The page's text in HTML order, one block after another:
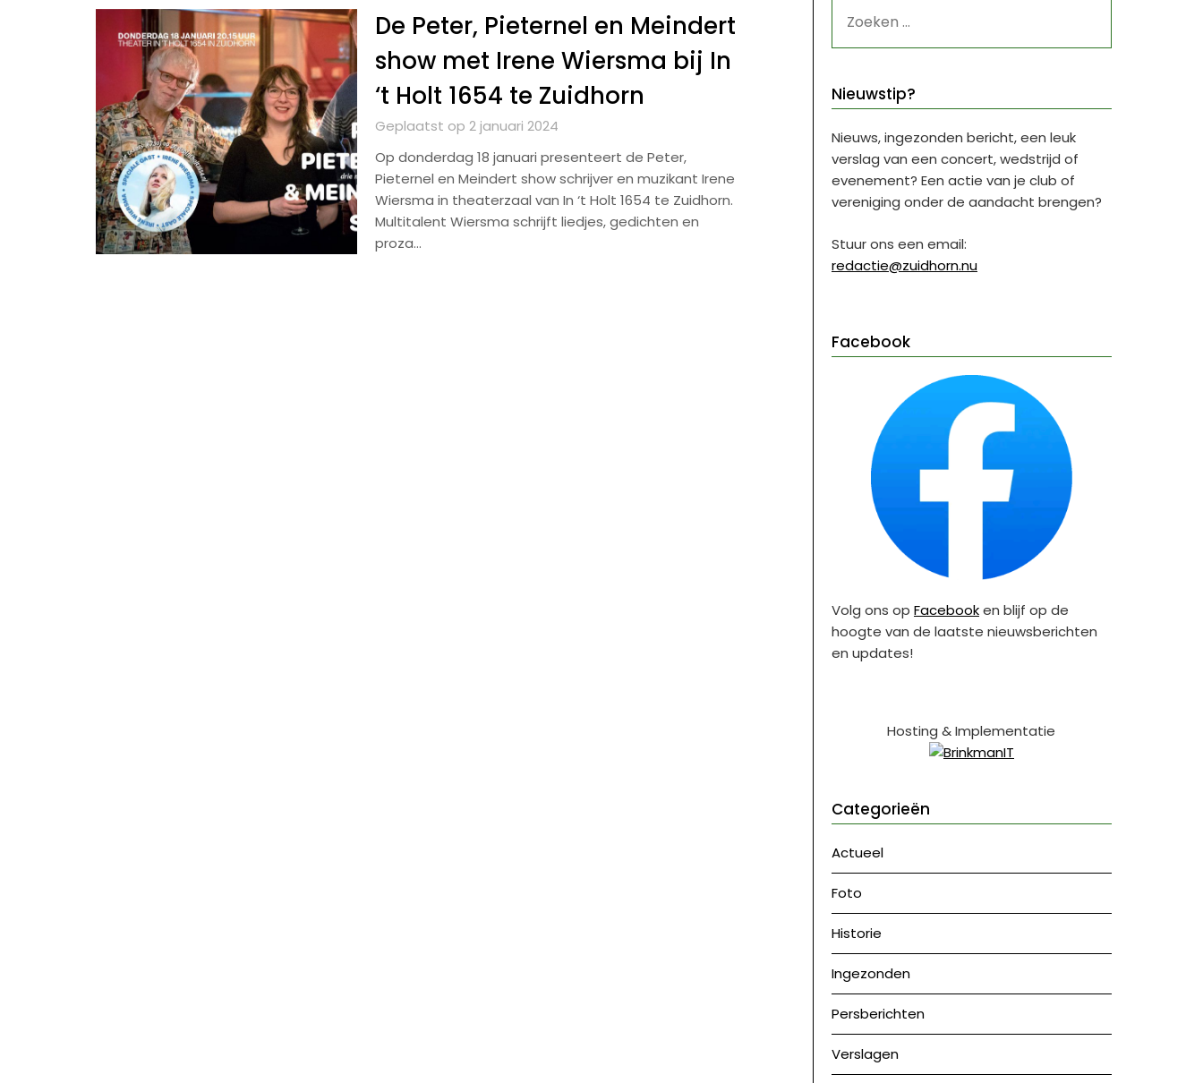
De Peter, Pieternel en Meindert
show met Irene Wiersma bij In
‘t Holt 1654 te Zuidhorn
Geplaatst op 2 januari 2024
Op donderdag 18 januari presenteert de Peter,
Pieternel en Meindert show schrijver en muzikant Irene
Wiersma in theaterzaal van In ‘t Holt 1654 te Zuidhorn.
Multitalent Wiersma schrijft liedjes, gedichten en
proza…
NAAR:
Nieuwstip?
Nieuws, ingezonden bericht, een leuk
verslag van een concert, wedstrijd of
evenement? Een actie van je club of
vereniging onder de aandacht brengen?
Stuur ons een email:
redactie@zuidhorn.nu
Facebook
Volg ons op Facebooken blijf op de
hoogte van de laatste nieuwsberichten
en updates!
Hosting & Implementatie
Categorieën
Actueel
Foto
Historie
Ingezonden
Persberichten
Verslagen